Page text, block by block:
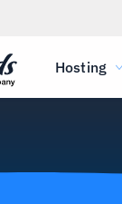
Hosting